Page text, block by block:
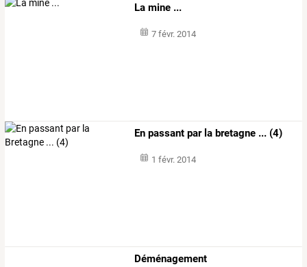
La mine ...
7 févr. 2014
En passant par la bretagne ... (4)
1 févr. 2014
Déménagement